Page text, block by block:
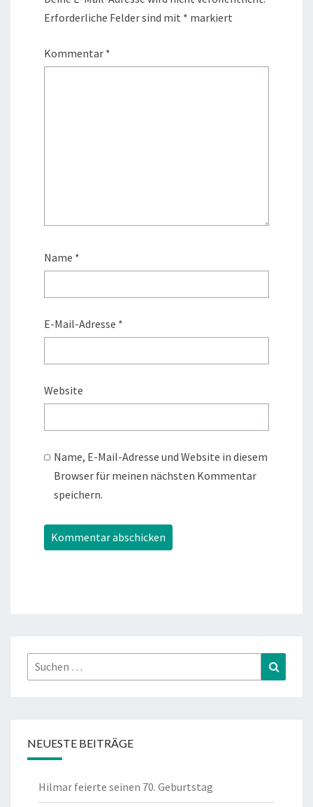
Erforderliche Felder sind mit * markiert
Kommentar *
Name *
E-Mail-Adresse *
Website
Name, E-Mail-Adresse und Website in diesem
Browser für meinen nächsten Kommentar
speichern.
Suchen
nach:
NEUESTE BEITRÄGE
Hilmar feierte seinen 70. Geburtstag